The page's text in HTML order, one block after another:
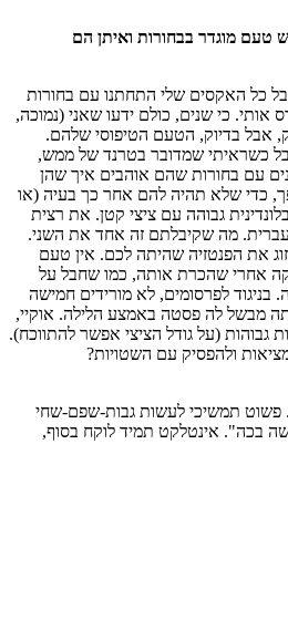
יש טעם מוגדר בבחורות ואיתן הם
כל האקסים שלי התחתנו עם בחורות
אותי. כי שנים, כולם ידעו שאני (נמוכה,
אבל בדיוק, הטעם הטיפוסי שלהם.
כשראיתי שמדובר בטרנד של ממש,
עם בחורות שהם אוהבים איך שהן
כדי שלא תהיה להם אחר כך בעיה (או
גבוהה עם ציצי קטן. את רצית
מה שקיבלתם זה אחד את השני.
את הפנטזיה שהיתה לכם. אין טעם
אחרי שהכרת אותה, כמו שחבל על
לפרסומים, לא מורידים חמישה
מבשל לה פסטה באמצע הלילה. אוקיי,
גבוהות (על גודל הציצי אפשר להתווכח).
ולהפסיק עם השטויות?
פשוט תמשיכי לעשות גבות-שפם-שחי
בכה". אינטלקט תמיד לוקח בסוף,